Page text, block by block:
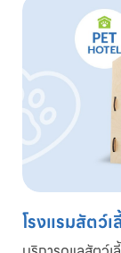
โรงแรมสัตว์